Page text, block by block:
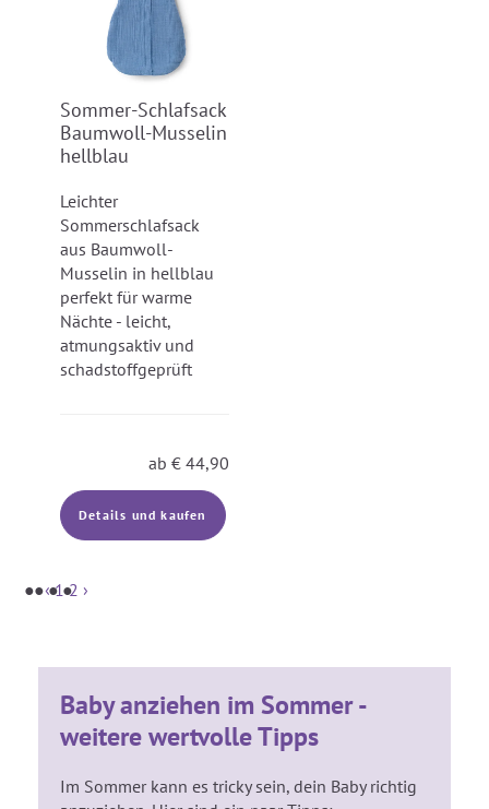
Sommer-Schlafsack
Baumwoll-Musselin
hellblau
Leichter
Sommerschlafsack
aus Baumwoll-
Musselin in hellblau
perfekt für warme
Nächte - leicht,
atmungsaktiv und
schadstoffgeprüft
ab € 44,90
Details und kaufen
‹ 1 2 ›
Baby anziehen im Sommer -
weitere wertvolle Tipps
Im Sommer kann es tricky sein, dein Baby richtig